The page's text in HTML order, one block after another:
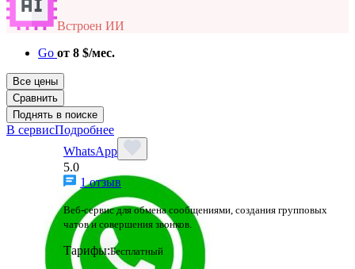
Встроен ИИ
Go от 8 $/мес.
Все цены
Сравнить
Поднять в поиске
В сервисПодробнее
WhatsApp
5.0
1 отзыв
Веб-сервис для обмена сообщениями, создания групповых
чатов и совершения звонков.
Тарифы:Бесплатный